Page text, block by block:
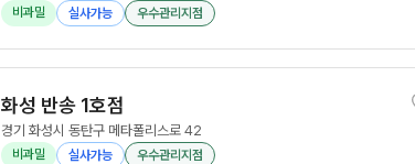
비과밀 실사가능 우수관리지점
화성 반송 1호점
경기 화성시 동탄구 메타폴리스로 42
비과밀 실사가능 우수관리지점